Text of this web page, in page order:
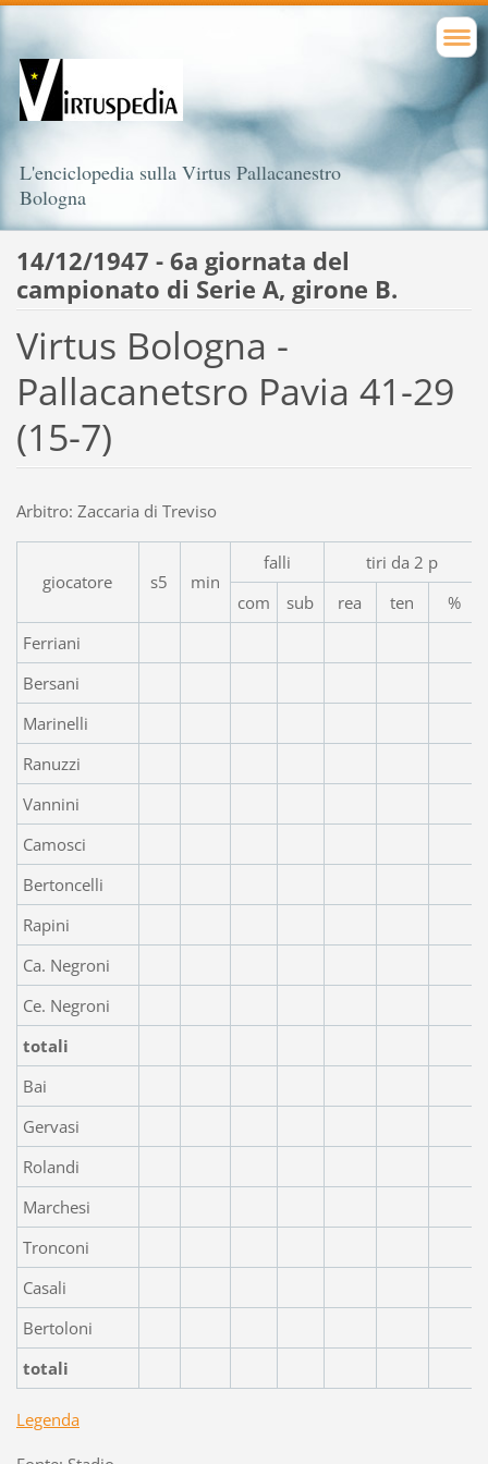
L'enciclopedia sulla Virtus Pallacanestro
Bologna
14/12/1947 - 6a giornata del
campionato di Serie A, girone B.
Virtus Bologna -
Pallacanetsro Pavia 41-29
(15-7)
Arbitro: Zaccaria di Treviso
giocatore s5 min
falli
tiri da 2 p
com
sub rea ten
%
Ferriani
Bersani
Marinelli
Ranuzzi
Vannini
Camosci
Bertoncelli
Rapini
Ca. Negroni
Ce. Negroni
totali
Bai
Gervasi
Rolandi
Marchesi
Tronconi
Casali
Bertoloni
totali
Legenda